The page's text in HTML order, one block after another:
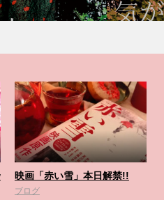
映画「赤い雪」本日解禁!!
ブログ